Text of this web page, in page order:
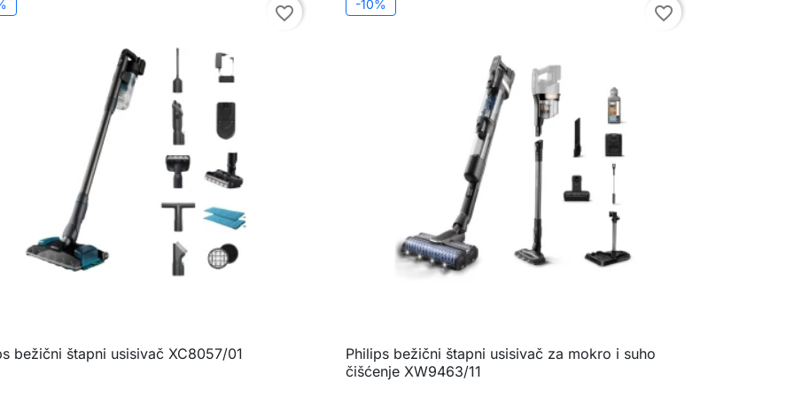
favorite_border
 Brzi pregled
bežični štapni usisivač XC8057/01
-10% favorite_border
 Brzi pregled
Philips bežični štapni usisivač za mokro i suho
čišćenje XW9463/11